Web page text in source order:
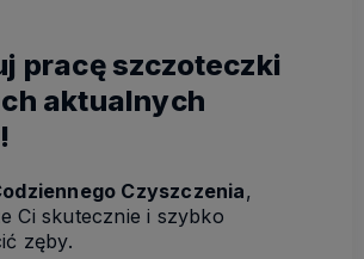
pracę szczoteczki
aktualnych
Czyszczenia,
Ci skutecznie i szybko
zęby.